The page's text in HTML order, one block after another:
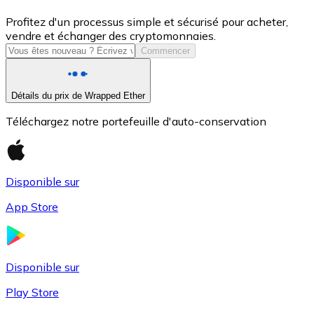
USD Coin
USDC
Profitez d'un processus simple et sécurisé pour acheter,
vendre et échanger des cryptomonnaies.
Commencer
Détails du prix de Wrapped Ether
Téléchargez notre portefeuille d'auto-conservation
Disponible sur
App Store
Disponible sur
Play Store